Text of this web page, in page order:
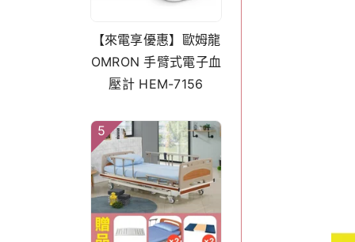
【來電享優惠】歐姆龍
OMRON 手臂式電子血
壓計 HEM-7156
5